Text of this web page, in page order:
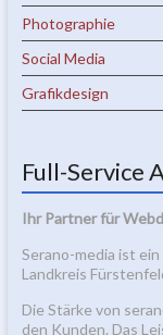
Photographie
Social Media
Grafikdesign
Full-Service
Ihr Partner für
Serano-media ist
Landkreis
Die Stärke von
den Kunden. Das